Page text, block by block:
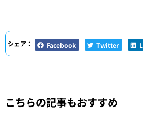
シェア： Facebook Twitter
こちらの記事もおすすめ